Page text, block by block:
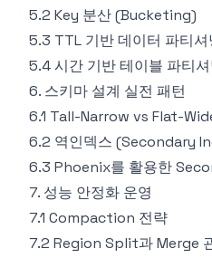
5.2 Key 분산 (Bucketing)
5.3 TTL 기반 데이터 파티셔
5.4 시간 기반 테이블 파티셔
6. 스키마 설계 실전 패턴
6.1 Tall-Narrow vs Flat-
6.2 역인덱스 (Secondary
6.3 Phoenix를 활용한
7. 성능 안정화 운영
7.1 Compaction 전략
7.2 Region Split과 Merge